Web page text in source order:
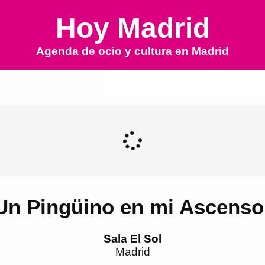
Hoy Madrid
Agenda de ocio y cultura en Madrid
Pingüino en mi
Sala El Sol
Madrid